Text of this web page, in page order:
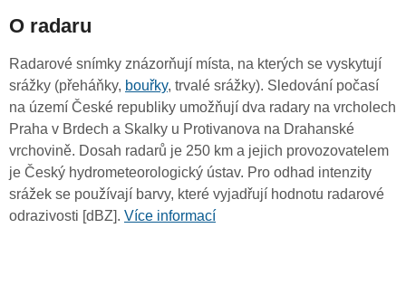
O radaru
Radarové snímky znázorňují místa, na kterých se vyskytují
srážky (přeháňky, bouřky, trvalé srážky). Sledování počasí
na území České republiky umožňují dva radary na vrcholech
Praha v Brdech a Skalky u Protivanova na Drahanské
vrchovině. Dosah radarů je 250 km a jejich provozovatelem
je Český hydrometeorologický ústav. Pro odhad intenzity
srážek se používají barvy, které vyjadřují hodnotu radarové
odrazivosti [dBZ]. Více informací